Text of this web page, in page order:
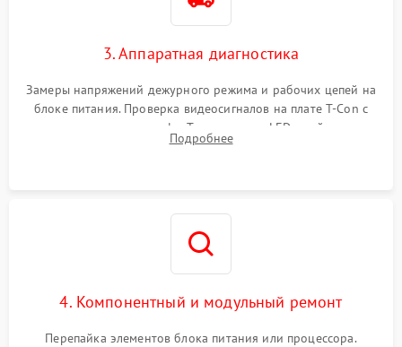
3. Аппаратная диагностика
Замеры напряжений дежурного режима и рабочих цепей на
блоке питания. Проверка видеосигналов на плате T-Con с
помощью осциллографа. Тестирование LED-драйвера и
светодиодных планок подсветки мультиметром.
Подробнее
4. Компонентный и модульный ремонт
Перепайка элементов блока питания или процессора.